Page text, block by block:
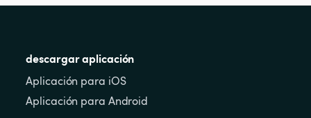
descargar aplicación
Aplicación para iOS
Aplicación para Android